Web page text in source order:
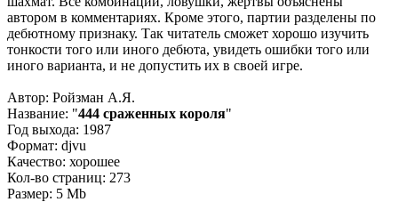
автором в комментариях. Кроме этого, партии разделены по
дебютному признаку. Так читатель сможет хорошо изучить
тонкости того или иного дебюта, увидеть ошибки того или
иного варианта, и не допустить их в своей игре.
Автор: Ройзман А.Я.
Название: "444 сраженных короля"
Год выхода: 1987
Формат: djvu
Качество: хорошее
Кол-во страниц: 273
Размер: 5 Mb